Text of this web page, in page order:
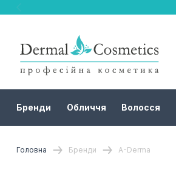
Бренди Обличчя Волосся
Головна Бренди A-Derma